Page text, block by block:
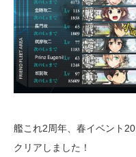
艦これ2周年、春イベント
クリアしました！